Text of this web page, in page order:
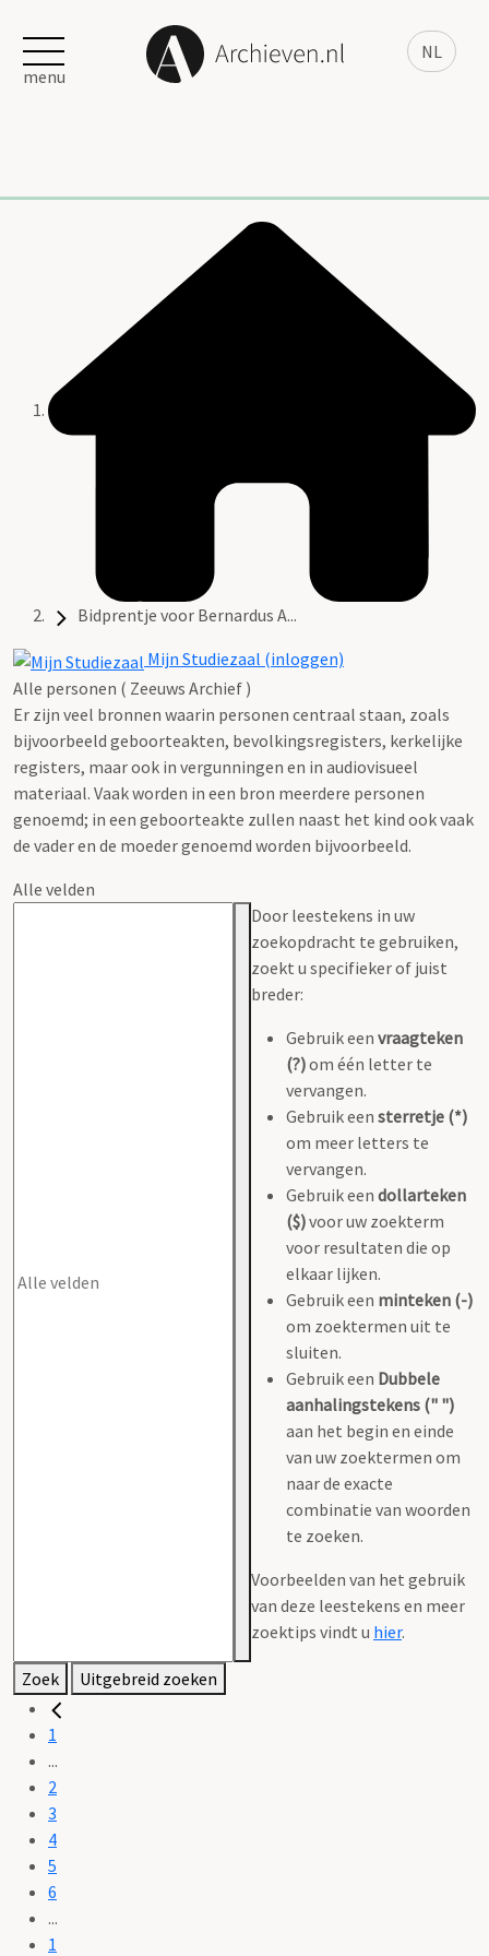
NL
menu
Bidprentje voor Bernardus A...
Mijn Studiezaal (inloggen)
Alle personen ( Zeeuws Archief )
Er zijn veel bronnen waarin personen centraal staan, zoals
bijvoorbeeld geboorteakten, bevolkingsregisters, kerkelijke
registers, maar ook in vergunningen en in audiovisueel
materiaal. Vaak worden in een bron meerdere personen
genoemd; in een geboorteakte zullen naast het kind ook vaak
de vader en de moeder genoemd worden bijvoorbeeld.
Alle velden
Door leestekens in uw
zoekopdracht te gebruiken,
zoekt u specifieker of juist
breder:
Gebruik een vraagteken
(?)om één letter te
vervangen.
Gebruik een sterretje (*)
om meer letters te
vervangen.
Gebruik een dollarteken
($)voor uw zoekterm
voor resultaten die op
elkaar lijken.
Gebruik een minteken (-)
om zoektermen uit te
sluiten.
Gebruik een Dubbele
aanhalingstekens (" ")
aan het begin en einde
van uw zoektermen om
naar de exacte
combinatie van woorden
te zoeken.
Voorbeelden van het gebruik
van deze leestekens en meer
zoektips vindt u hier.
Zoek Uitgebreid zoeken
1
...
2
3
4
5
6
...
1